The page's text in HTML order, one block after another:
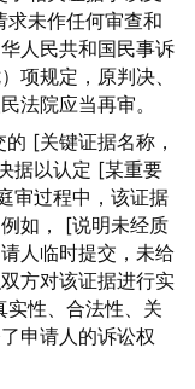
未作任何审查和
人民共和国民事诉
项规定，原判决、
法院应当再审。
[关键证据名称，
据以认定 [某重要
审过程中，该证据
如， [说明未经质
人临时提交，未给
方对该证据进行实
实性、合法性、关
申请人的诉讼权